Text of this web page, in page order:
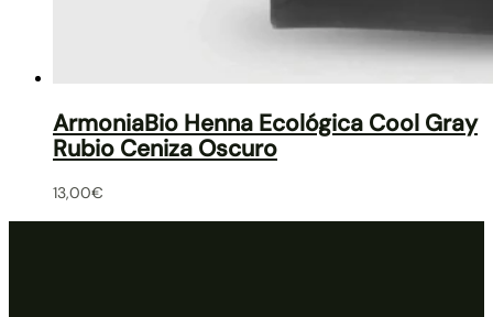
ArmoniaBio Henna Ecológica Cool Gray
Rubio Ceniza Oscuro
13,00€